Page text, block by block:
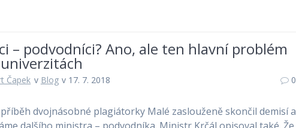
– podvodníci? Ano, ale ten hlavní problém
Čapek v Blog v 17. 7. 2018 0
dvojnásobné plagiátorky Malé zaslouženě skončil demisí a